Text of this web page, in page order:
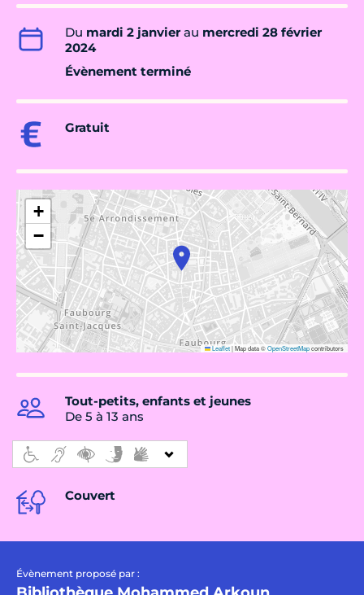
Du mardi 2 janvierau mercredi 28 février
2024
Évènement terminé
Gratuit
+
−
Leaflet|Map data ©OpenStreetMapcontributors
Tout-petits, enfants et jeunes
De 5 à 13 ans
Couvert
Évènement proposé par :